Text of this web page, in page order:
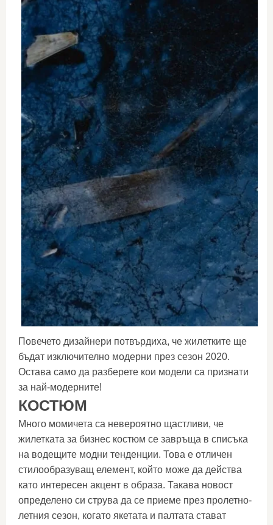
Повечето дизайнери потвърдиха, че жилетките ще
бъдат изключително модерни през сезон 2020.
Остава само да разберете кои модели са признати
за най-модерните!
КОСТЮМ
Много момичета са невероятно щастливи, че
жилетката за бизнес костюм се завръща в списъка
на водещите модни тенденции. Това е отличен
стилообразуващ елемент, който може да действа
като интересен акцент в образа. Такава новост
определено си струва да се приеме през пролетно-
летния сезон, когато якетата и палтата стават